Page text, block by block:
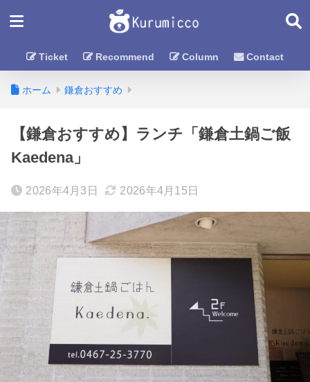
Ticket Recommend Column Contact
ホーム 鎌倉おすすめ
【鎌倉おすすめ】ランチ「鎌倉土鍋ご飯
Kaedena」
2026年4月3日 2026年4月15日